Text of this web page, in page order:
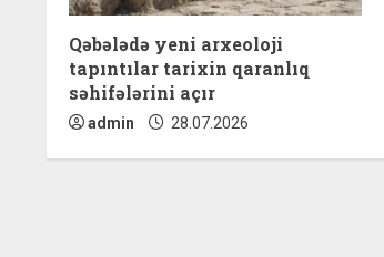
e
a
d
i
Qəbələdə yeni arxeoloji
tapıntılar tarixin qaranlıq
səhifələrini açır
admin 28.07.2026